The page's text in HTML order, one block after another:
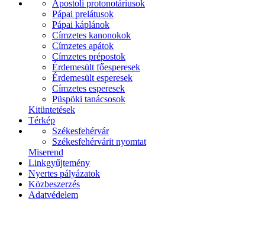
Apostoli protonotáriusok
Pápai prelátusok
Pápai káplánok
Címzetes kanonokok
Címzetes apátok
Címzetes prépostok
Érdemesült főesperesek
Érdemesült esperesek
Címzetes esperesek
Püspöki tanácsosok
Kitüntetések
Térkép
Székesfehérvár
Székesfehérvárit nyomtat
Miserend
Linkgyűjtemény
Nyertes pályázatok
Közbeszerzés
Adatvédelem